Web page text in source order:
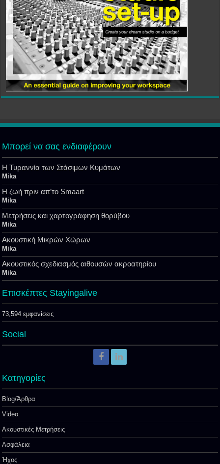
Μπορεί να σας ενδιαφέρουν
Η Τυραννία των Στάσιμων Κυμάτων
Mika
Η ζωή πριν απ’το Smaart
Mika
Μετρήσεις και χαρτογράφηση θορύβου
Mika
Ακουστική Μικρών Χώρων
Mika
Ακουστικός σχεδιασμός αιθουσών ακροατηρίου
Mika
Επισκέπτες Stayingalive
73,594 εμφανίσεις
Social
Kατηγορίες
Blog/Άρθρα
Video
Ακουστικές Μετρήσεις
Ασφάλεια
Ήχος